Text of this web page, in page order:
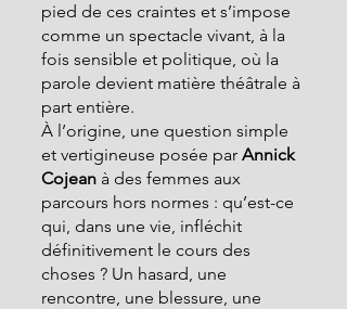
pied de ces craintes et s’impose
comme un spectacle vivant, à la
fois sensible et politique, où la
parole devient matière théâtrale à
part entière.
À l’origine, une question simple
et vertigineuse posée par Annick
Cojean à des femmes aux
parcours hors normes : qu’est-ce
qui, dans une vie, infléchit
définitivement le cours des
choses ? Un hasard, une
rencontre, une blessure, une